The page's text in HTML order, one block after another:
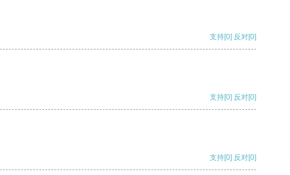
支持[0] 反对[0]
支持[0] 反对[0]
支持[0] 反对[0]